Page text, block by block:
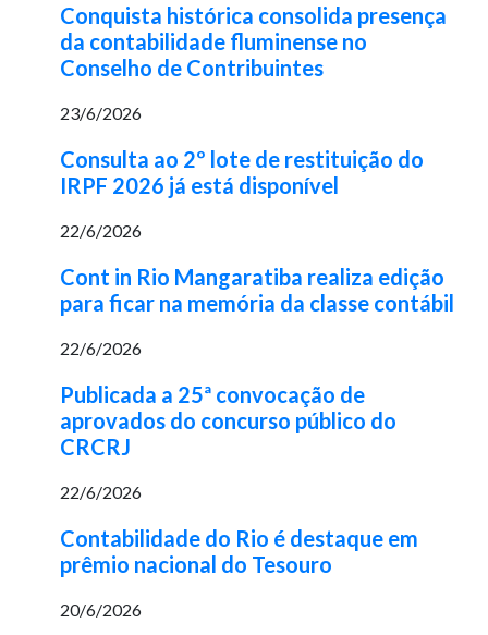
Conquista histórica consolida presença
da contabilidade fluminense no
Conselho de Contribuintes
23/6/2026
Consulta ao 2º lote de restituição do
IRPF 2026 já está disponível
22/6/2026
Cont in Rio Mangaratiba realiza edição
para ficar na memória da classe contábil
22/6/2026
Publicada a 25ª convocação de
aprovados do concurso público do
CRCRJ
22/6/2026
Contabilidade do Rio é destaque em
prêmio nacional do Tesouro
20/6/2026